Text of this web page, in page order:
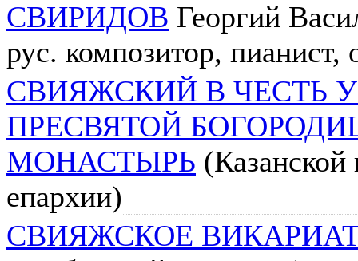
СВИРИДОВ Георгий
рус. композитор,
СВИЯЖСКИЙ В ЧЕСТЬ
ПРЕСВЯТОЙ
МОНАСТЫРЬ (Казанской
епархии)
СВИЯЖСКОЕ